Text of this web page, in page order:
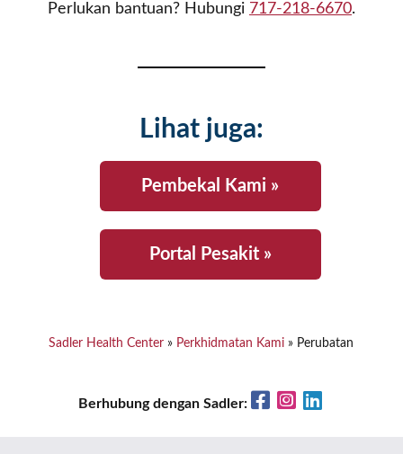
Perlukan bantuan? Hubungi 717-218-6670.
Lihat juga:
Pembekal Kami »
Portal Pesakit »
Sadler Health Center » Perkhidmatan Kami » Perubatan
Berhubung dengan Sadler: FacebookInstagram